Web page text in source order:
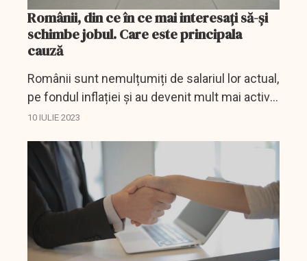
Românii, din ce în ce mai interesați să-și
schimbe jobul. Care este principala
cauză
Românii sunt nemulțumiți de salariul lor actual,
pe fondul inflației și au devenit mult mai activi
în căutarea unui job nou. Numărul aplicărilor,
10 IULIE 2023